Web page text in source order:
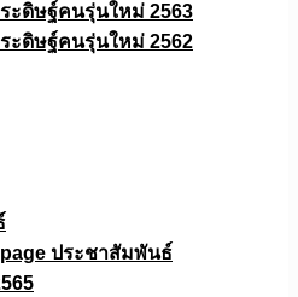
ะดิษฐ์คนรุ่นใหม่ 2563
ะดิษฐ์คนรุ่นใหม่ 2562
ประชาสัมพันธ์